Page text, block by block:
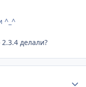
^_^
делали?